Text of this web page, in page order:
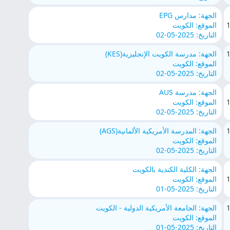
الجهة: مدارس EPG
الموقع: الكويت
التاريخ: 2025-05-02
الجهة: مدرسة الكويت الإنجليزية(KES)
الموقع: الكويت
التاريخ: 2025-05-02
الجهة: مدرسة AUS
الموقع: الكويت
التاريخ: 2025-05-02
الجهة: المدرسة الأمريكية الألمانية(AGS)
الموقع: الكويت
التاريخ: 2025-05-02
الجهة: الكلية الكندية بالكويت
الموقع: الكويت
التاريخ: 2025-05-01
الجهة: الجامعة الأمريكية الدولية - الكويت
الموقع: الكويت
التاريخ: 2025-05-01